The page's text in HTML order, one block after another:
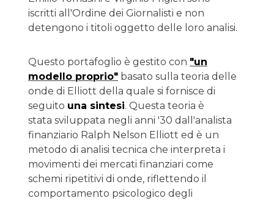
iscritti all'Ordine dei Giornalisti e non
detengono i titoli oggetto delle loro analisi.
Questo portafoglio è gestito con "un
modello proprio" basato sulla teoria delle
onde di Elliott della quale si fornisce di
seguito una sintesi. Questa teoria è
stata sviluppata negli anni '30 dall'analista
finanziario Ralph Nelson Elliott ed è un
metodo di analisi tecnica che interpreta i
movimenti dei mercati finanziari come
schemi ripetitivi di onde, riflettendo il
comportamento psicologico degli